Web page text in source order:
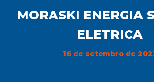
MORASKI ENERGIA
ELETRICA
16 de setembro de